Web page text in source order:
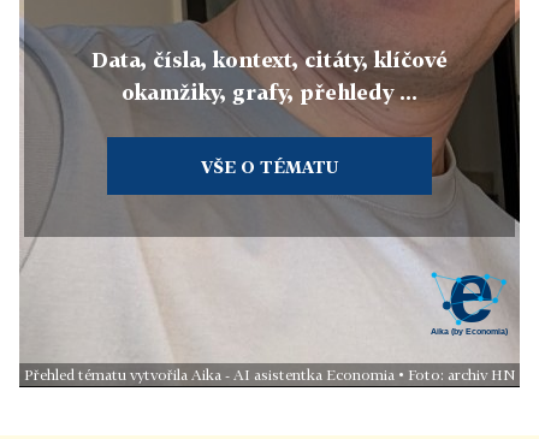
Data, čísla, kontext, citáty, klíčové
okamžiky, grafy, přehledy ...
VŠE O TÉMATU
Přehled tématu vytvořila Aika - AI asistentka Economia • Foto: archiv HN